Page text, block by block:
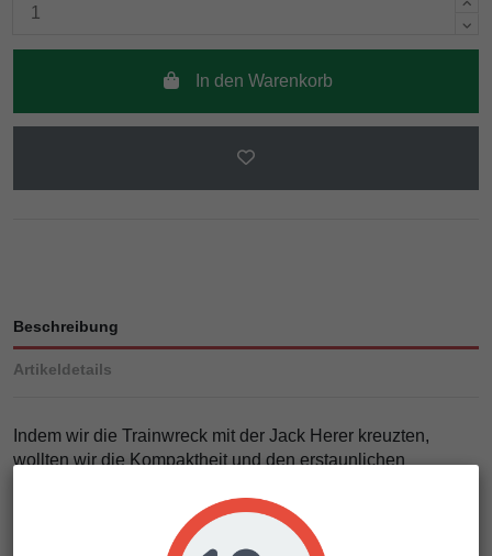
In den Warenkorb
Beschreibung
Artikeldetails
Indem wir die Trainwreck mit der Jack Herer kreuzten,
wollten wir die Kompaktheit und den erstaunlichen
Produktion der Jack verbinden.
Die Pflanze wächst relativ hoch, aber immer noch moderat